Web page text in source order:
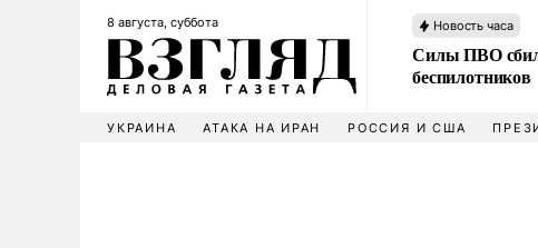
8 августа, суббота Новость часа
Силы ПВО
беспилотников
УКРАИНА АТАКА НА ИРАН РОССИЯ И США